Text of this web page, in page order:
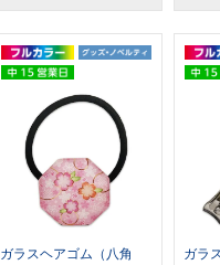
ガラスヘアゴム（八角
ガラ